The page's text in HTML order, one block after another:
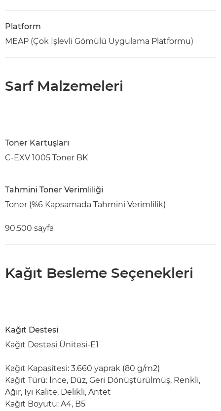
Platform
MEAP (Çok İşlevli Gömülü Uygulama Platformu)
Sarf Malzemeleri
Toner Kartuşları
C-EXV 1005 Toner BK
Tahmini Toner Verimliliği
Toner (%6 Kapsamada Tahmini Verimlilik)
90.500 sayfa
Kağıt Besleme Seçenekleri
Kağıt Destesi
Kağıt Destesi Ünitesi-E1
Kağıt Kapasitesi: 3.660 yaprak (80 g/m2)
Kağıt Türü: İnce, Düz, Geri Dönüştürülmüş, Renkli,
Ağır, İyi Kalite, Delikli, Antet
Kağıt Boyutu: A4, B5